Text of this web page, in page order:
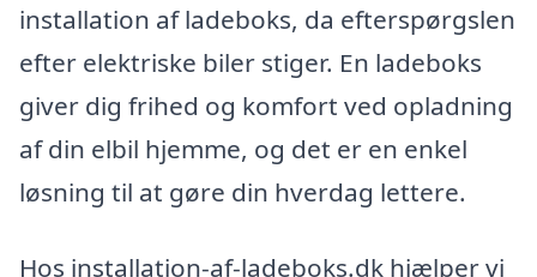
installation af ladeboks, da efterspørgslen
efter elektriske biler stiger. En ladeboks
giver dig frihed og komfort ved opladning
af din elbil hjemme, og det er en enkel
løsning til at gøre din hverdag lettere.
Hos installation-af-ladeboks.dk hjælper vi